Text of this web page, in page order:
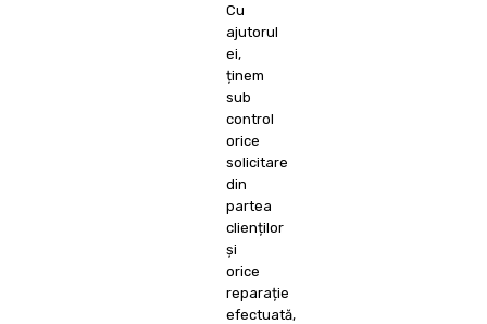
Cu
ajutorul
ei,
ținem
sub
control
orice
solicitare
din
partea
clienților
și
orice
reparație
efectuată,